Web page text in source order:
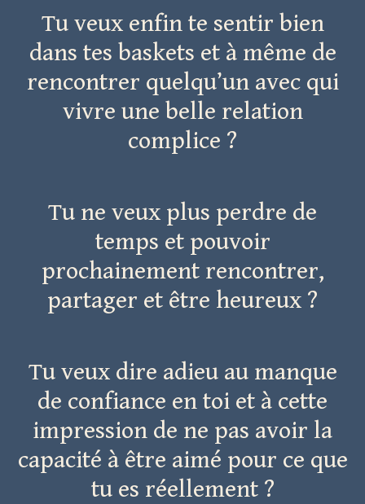
Tu veux enfin te sentir bien
dans tes baskets et à même de
rencontrer quelqu’un avec qui
vivre une belle relation
complice ?
Tu ne veux plus perdre de
temps et pouvoir
prochainement rencontrer,
partager et être heureux ?
Tu veux dire adieu au manque
de confiance en toi et à cette
impression de ne pas avoir la
capacité à être aimé pour ce que
tu es réellement ?